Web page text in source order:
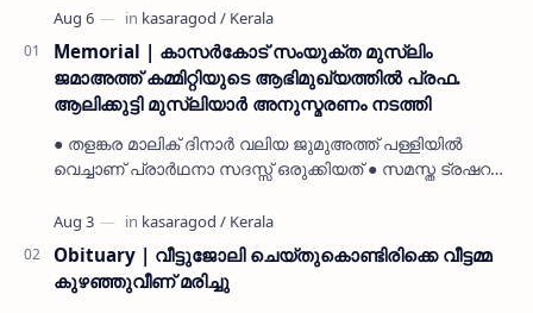
Memorial | കാസർകോട് സംയുക്ത മുസ്ലിം
ജമാഅത്ത് കമ്മിറ്റിയുടെ ആഭിമുഖ്യത്തിൽ പ്രഫ.
ആലിക്കുട്ടി മുസ്ലിയാർ അനുസ്മരണം നടത്തി
● തളങ്കര മാലിക് ദിനാർ വലിയ ജുമുഅത്ത് പള്ളിയിൽ
വെച്ചാണ് പ്രാർഥനാ സദസ്സ് ഒരുക്കിയത് ● സമസ്ത ട്രഷറർ
നൽകി കാസ…
Obituary | വീട്ടുജോലി ചെയ്തുകൊണ്ടിരിക്കെ വീട്ടമ്മ
കുഴഞ്ഞുവീണ് മരിച്ചു